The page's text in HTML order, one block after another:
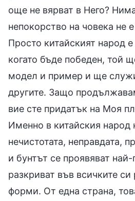
още не вярват в Него?
непокорство на човека не
Просто китайският народ
когато бъде победен, той
модел и пример и ще
другите. Защо
вие сте придатък на Моя
Именно в китайския народ
нечистотата, неправдата,
и бунтът се проявяват
разкриват във всичките си
форми. От една страна,